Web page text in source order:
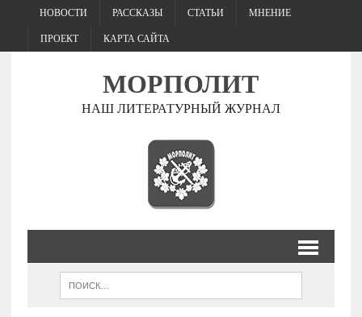
НОВОСТИ РАССКАЗЫ СТАТЬИ МНЕНИЕ
ПРОЕКТ КАРТА САЙТА
МОРПОЛИТ
НАШ ЛИТЕРАТУРНЫЙ ЖУРНАЛ